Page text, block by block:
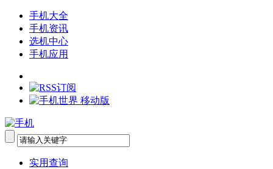
手机大全
手机资讯
选机中心
手机应用
实用查询